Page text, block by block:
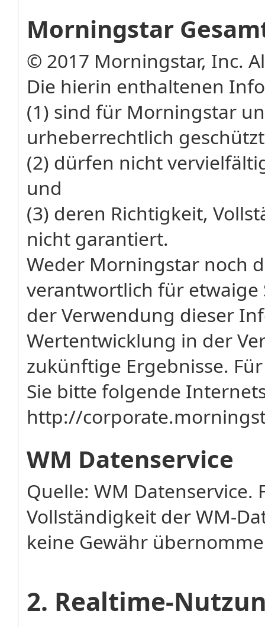
Morningstar
© 2017 Morningstar, Inc.
Die hierin enthaltenen
(1) sind für Morningstar
urheberrechtlich
(2) dürfen nicht
und
(3) deren Richtigkeit,
nicht garantiert.
Weder Morningstar noch
verantwortlich für etwaige
der Verwendung dieser
Wertentwicklung in der
zukünftige Ergebnisse.
Sie bitte folgende
http://
WM Datenservice
Quelle: WM
Vollständigkeit der WM-
keine Gewähr
2. Realtime-